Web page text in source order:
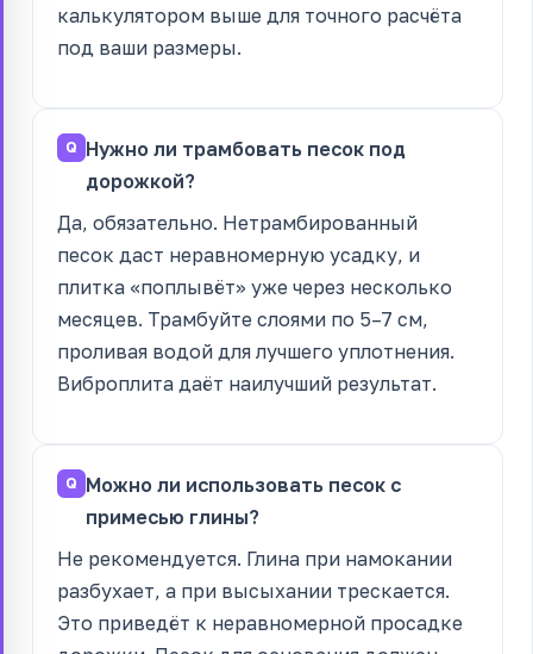
калькулятором выше для точного расчёта
под ваши размеры.
Нужно ли трамбовать песок под
дорожкой?
Да, обязательно. Нетрамбированный
песок даст неравномерную усадку, и
плитка «поплывёт» уже через несколько
месяцев. Трамбуйте слоями по 5–7 см,
проливая водой для лучшего уплотнения.
Виброплита даёт наилучший результат.
Можно ли использовать песок с
примесью глины?
Не рекомендуется. Глина при намокании
разбухает, а при высыхании трескается.
Это приведёт к неравномерной просадке